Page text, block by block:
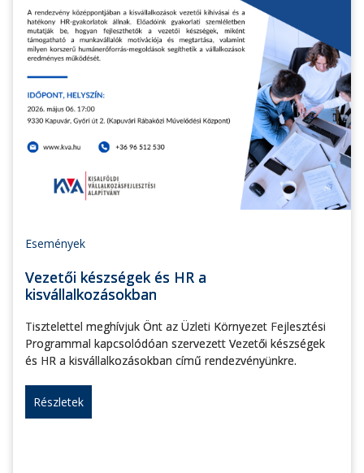
Események
Vezetői készségek és HR a
kisvállalkozásokban
Tisztelettel meghívjuk Önt az Üzleti Környezet Fejlesztési
Programmal kapcsolódóan szervezett Vezetői készségek
és HR a kisvállalkozásokban című rendezvényünkre.
Részletek